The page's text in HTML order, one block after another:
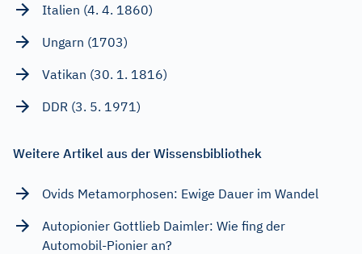
Italien (4. 4. 1860)
Ungarn (1703)
Vatikan (30. 1. 1816)
DDR (3. 5. 1971)
Weitere Artikel aus der Wissensbibliothek
Ovids Metamorphosen: Ewige Dauer im Wandel
Autopionier Gottlieb Daimler: Wie fing der
Automobil-Pionier an?